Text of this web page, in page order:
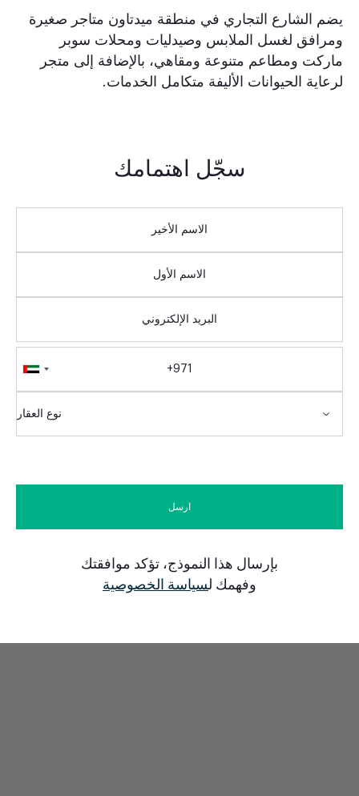
يضم الشارع التجاري في منطقة ميدتاون متاجر صغيرة
ومرافق لغسل الملابس وصيدليات ومحلات سوبر
ماركت ومطاعم متنوعة ومقاهي، بالإضافة إلى متجر
لرعاية الحيوانات الأليفة متكامل الخدمات.
سجّل اهتمامك
بإرسال هذا النموذج، تؤكد موافقتك
وفهمك لسياسة الخصوصية